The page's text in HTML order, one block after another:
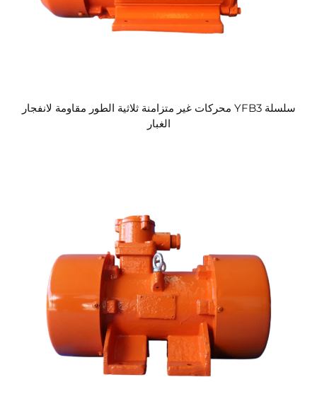
سلسلة YFB3 محركات غير متزامنة ثلاثية الطور مقاومة لانفجار
الغبار